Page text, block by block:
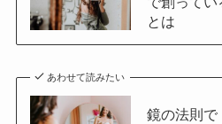
とは
あわせて読みたい
鏡の法則で